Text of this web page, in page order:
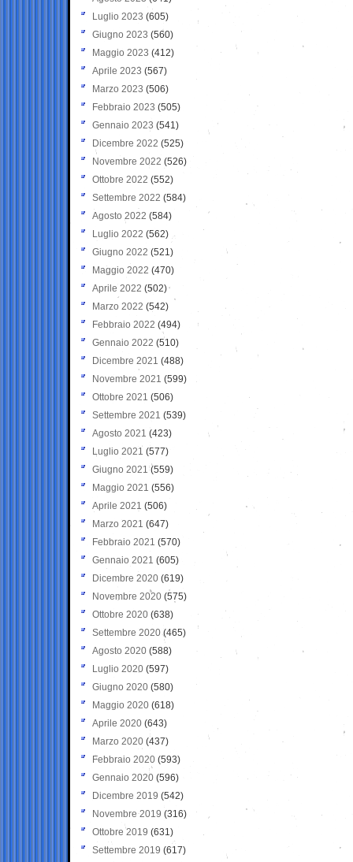
Luglio 2023 (605)
Giugno 2023 (560)
Maggio 2023 (412)
Aprile 2023 (567)
Marzo 2023 (506)
Febbraio 2023 (505)
Gennaio 2023 (541)
Dicembre 2022 (525)
Novembre 2022 (526)
Ottobre 2022 (552)
Settembre 2022 (584)
Agosto 2022 (584)
Luglio 2022 (562)
Giugno 2022 (521)
Maggio 2022 (470)
Aprile 2022 (502)
Marzo 2022 (542)
Febbraio 2022 (494)
Gennaio 2022 (510)
Dicembre 2021 (488)
Novembre 2021 (599)
Ottobre 2021 (506)
Settembre 2021 (539)
Agosto 2021 (423)
Luglio 2021 (577)
Giugno 2021(559)
Maggio 2021 (556)
Aprile 2021 (506)
Marzo 2021 (647)
Febbraio 2021 (570)
Gennaio 2021 (605)
Dicembre 2020 (619)
Novembre 2020 (575)
Ottobre 2020 (638)
Settembre 2020(465)
Agosto 2020 (588)
Luglio 2020 (597)
Giugno 2020 (580)
Maggio 2020 (618)
Aprile 2020 (643)
Marzo 2020 (437)
Febbraio 2020 (593)
Gennaio 2020 (596)
Dicembre 2019 (542)
Novembre 2019 (316)
Ottobre 2019 (631)
Settembre 2019 (617)